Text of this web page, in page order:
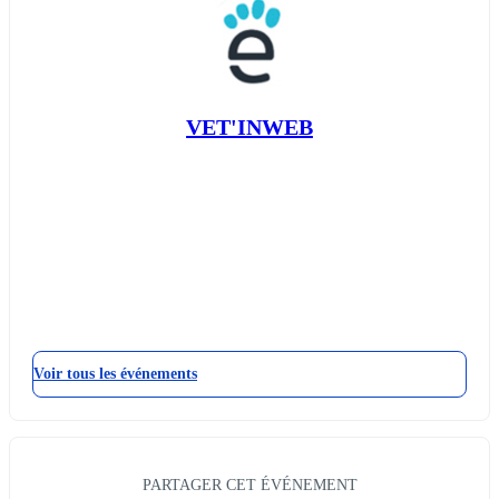
VET'INWEB
Voir tous les événements
PARTAGER CET ÉVÉNEMENT